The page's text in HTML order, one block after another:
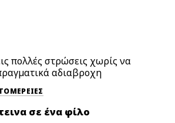
πολλές στρώσεις χωρίς να
αδιαβροχη
σε ένα φίλο